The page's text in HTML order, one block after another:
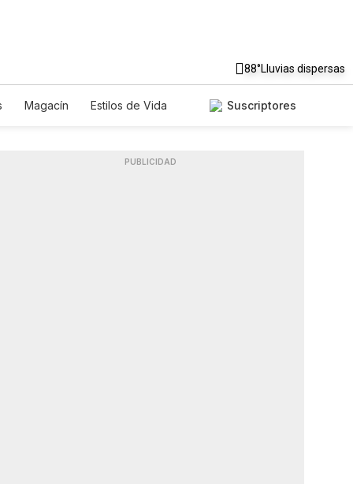
88°Lluvias dispersas
Magacín
Estilos de Vida
Suscriptores
PUBLICIDAD